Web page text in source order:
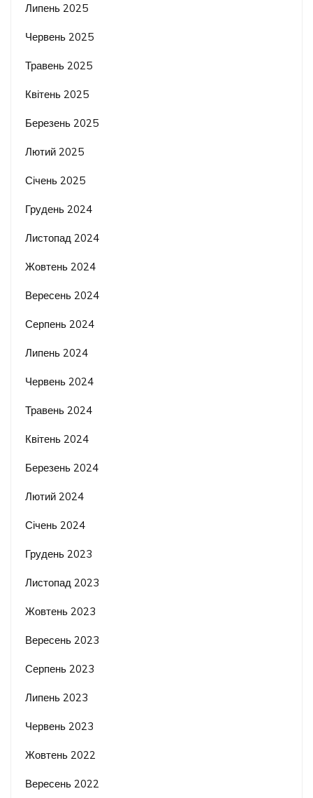
Липень 2025
Червень 2025
Травень 2025
Квітень 2025
Березень 2025
Лютий 2025
Січень 2025
Грудень 2024
Листопад 2024
Жовтень 2024
Вересень 2024
Серпень 2024
Липень 2024
Червень 2024
Травень 2024
Квітень 2024
Березень 2024
Лютий 2024
Січень 2024
Грудень 2023
Листопад 2023
Жовтень 2023
Вересень 2023
Серпень 2023
Липень 2023
Червень 2023
Жовтень 2022
Вересень 2022